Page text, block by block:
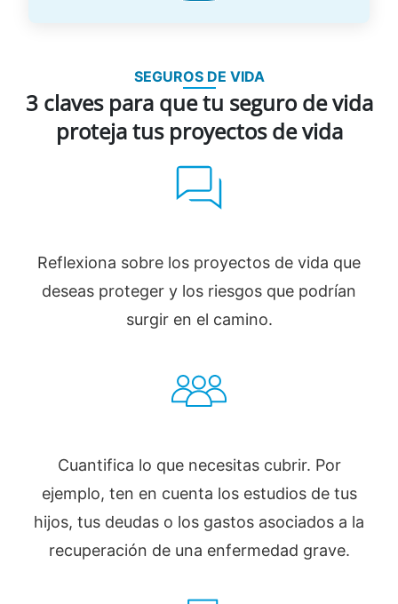
SEGUROS DE VIDA
3 claves para que tu seguro de vida
proteja tus proyectos de vida
Reflexiona sobre los proyectos de vida que
deseas proteger y los riesgos que podrían
surgir en el camino.
Cuantifica lo que necesitas cubrir. Por
ejemplo, ten en cuenta los estudios de tus
hijos, tus deudas o los gastos asociados a la
recuperación de una enfermedad grave.